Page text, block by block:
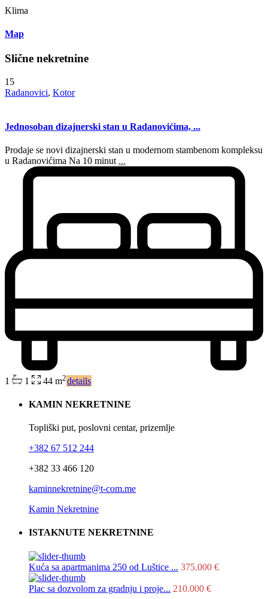
Klima
Map
Slične nekretnine
15
Radanovici, Kotor
Jednosoban dizajnerski stan u Radanovićima, ...
Prodaje se novi dizajnerski stan u modernom stambenom kompleksu
u Radanovićima Na 10 minut ...
1 1 44 m2details
KAMIN NEKRETNINE
Topliški put, poslovni centar, prizemlje
+382 67 512 244
+382 33 466 120
kaminnekretnine@t-com.me
Kamin Nekretnine
ISTAKNUTE NEKRETNINE
Kuća sa apartmanima 250 od Luštice ... 375.000 €
Plac sa dozvolom za gradnju i proje... 210.000 €